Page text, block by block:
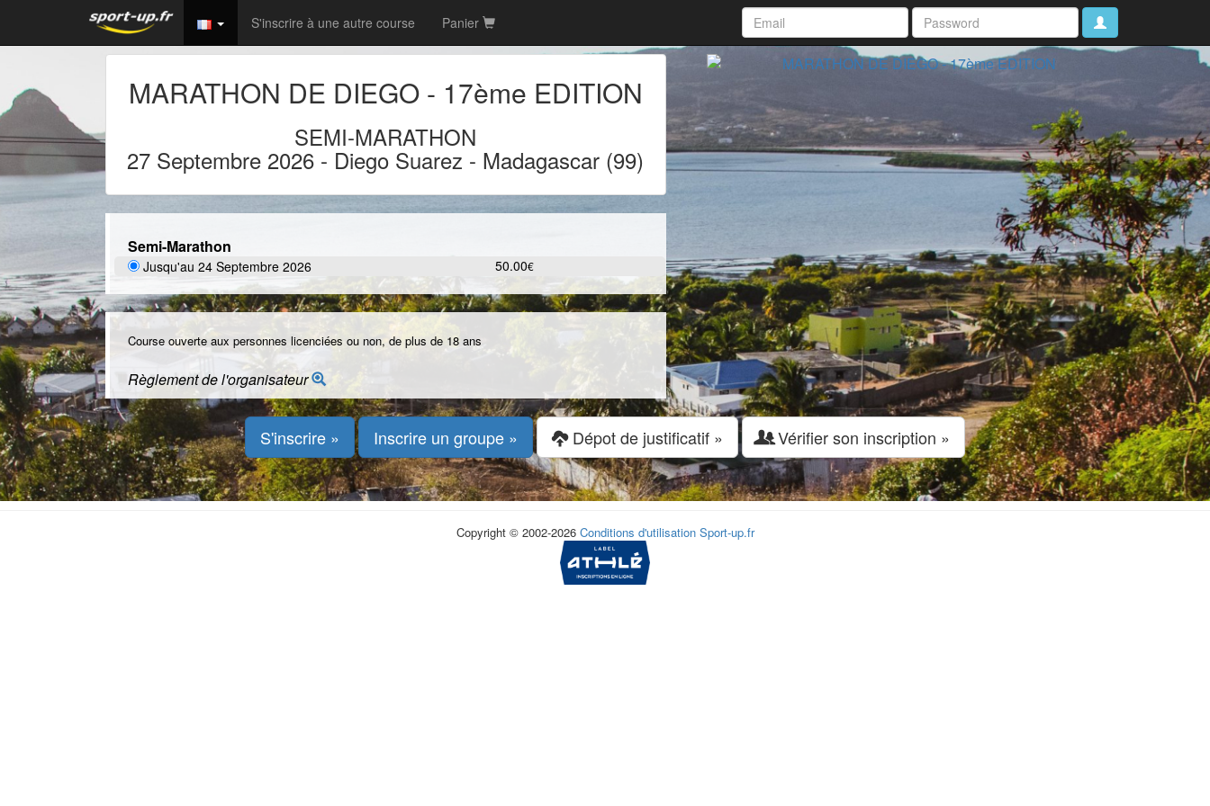
S'inscrire à une autre course Panier
MARATHON DE DIEGO - 17ème EDITION
SEMI-MARATHON
27 Septembre 2026 - Diego Suarez - Madagascar (99)
Semi-Marathon
Jusqu'au 24 Septembre 2026 50.00€
Course ouverte aux personnes licenciées ou non, de plus de 18 ans
Règlement de l'organisateur
S'inscrire » Inscrire un groupe » Dépot de justificatif » Vérifier son inscription »
Copyright © 2002-2026 Conditions d'utilisation Sport-up.fr